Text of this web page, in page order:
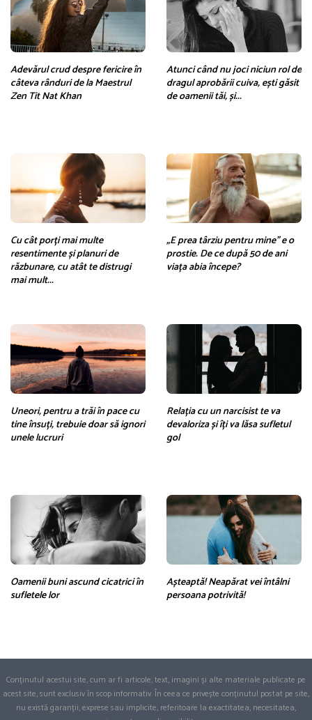
Adevărul crud despre fericire în
câteva rânduri de la Maestrul
Zen Tit Nat Khan
Atunci când nu joci niciun rol de
dragul aprobării cuiva, ești găsit
de oamenii tăi, și...
Cu cât porți mai multe
resentimente și planuri de
răzbunare, cu atât te distrugi
mai mult...
„E prea târziu pentru mine” e o
prostie. De ce după 50 de ani
viața abia începe?
Uneori, pentru a trăi în pace cu
tine însuți, trebuie doar să ignori
unele lucruri
Relația cu un narcisist te va
devaloriza și îți va lăsa sufletul
gol
Oamenii buni ascund cicatrici în
sufletele lor
Așteaptă! Neapărat vei întâlni
persoana potrivită!
Conținutul acestui site, cum ar fi articole, text, imagini și alte materiale publicate pe
acest site, sunt exclusiv în scop informativ. În ceea ce privește conținutul postat pe site,
nu există garanții, exprese sau implicite, referitoare la exactitatea, necesitatea,